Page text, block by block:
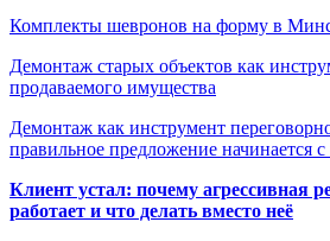
Комплекты шевронов на форму в
Демонтаж старых объектов как
продаваемого имущества
Демонтаж как инструмент
правильное предложение начинается с
Клиент устал: почему агрессивная
работает и что делать вместо неё